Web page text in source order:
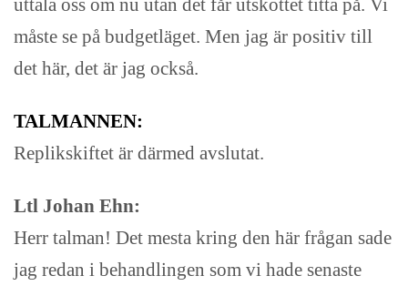
uttala oss om nu utan det får utskottet titta på. Vi
måste se på budgetläget. Men jag är positiv till
det här, det är jag också.
TALMANNEN:
Replikskiftet är därmed avslutat.
Ltl Johan Ehn:
Herr talman! Det mesta kring den här frågan sade
jag redan i behandlingen som vi hade senaste